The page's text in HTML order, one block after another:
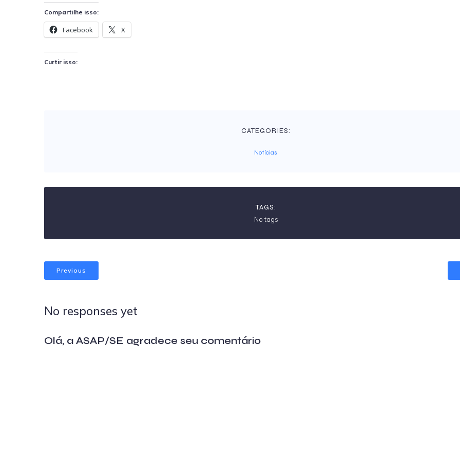
Compartilhe isso:
Facebook X
Curtir isso:
CATEGORIES:
Notícias
TAGS:
No tags
Previous
No responses yet
Olá, a ASAP/SE agradece seu comentário